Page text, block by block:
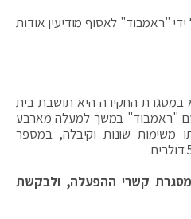
"ראמבוד" לאסוף מודיעין אודות
החקירה היא תושבת בית
עם "ראמבוד" במשך למעלה מארבע
משימות שונות וקיבלה, במספר
קשרי ההפעלה, ולבקשת